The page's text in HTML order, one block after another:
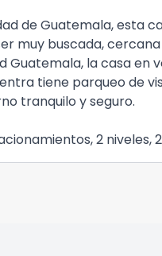
de Guatemala, esta
muy buscada,
la casa en
tiene parqueo de
tranquilo y seguro.
2 niveles,